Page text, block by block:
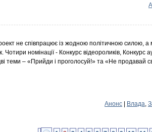
не співпрацює із жодною політичною силою, а
Чотири номінації - Конкурс відеороликів, Конкурс
теми – «Прийди і проголосуй!» та «Не продавай
Анонс Влада,